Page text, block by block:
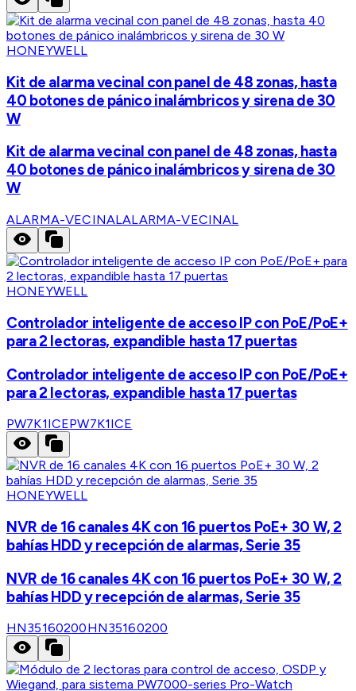
HONEYWELL
Kit de alarma vecinal con panel de 48 zonas, hasta
40 botones de pánico inalámbricos y sirena de 30
W
Kit de alarma vecinal con panel de 48 zonas, hasta
40 botones de pánico inalámbricos y sirena de 30
W
ALARMA-VECINALALARMA-VECINAL
HONEYWELL
Controlador inteligente de acceso IP con PoE/PoE+
para 2 lectoras, expandible hasta 17 puertas
Controlador inteligente de acceso IP con PoE/PoE+
para 2 lectoras, expandible hasta 17 puertas
PW7K1ICEPW7K1ICE
HONEYWELL
NVR de 16 canales 4K con 16 puertos PoE+ 30 W, 2
bahías HDD y recepción de alarmas, Serie 35
NVR de 16 canales 4K con 16 puertos PoE+ 30 W, 2
bahías HDD y recepción de alarmas, Serie 35
HN35160200HN35160200